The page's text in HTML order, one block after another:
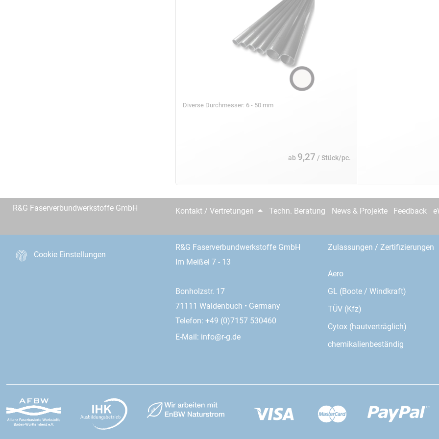
Diverse Durchmesser: 6 - 50 mm
ab 9,27 / Stück/pc.
R&G Faserverbundwerkstoffe GmbH Kontakt / Vertretungen Techn. Beratung News & Projekte Feedback
Cookie Einstellungen
R&G Faserverbundwerkstoffe GmbH
Im Meißel 7 - 13
Bonholzstr. 17
71111 Waldenbuch • Germany
Telefon: +49 (0)7157 530460
E-Mail: info@r-g.de
Zulassungen / Zertifizierungen
Aero
GL (Boote / Windkraft)
TÜV (Kfz)
Cytox (hautverträglich)
chemikalienbeständig